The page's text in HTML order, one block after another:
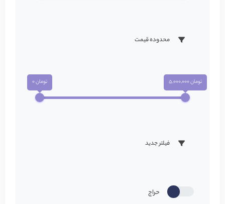
محدوده قیمت
تومان 0 تومان 5,000,000
فیلتر جدید
حراج